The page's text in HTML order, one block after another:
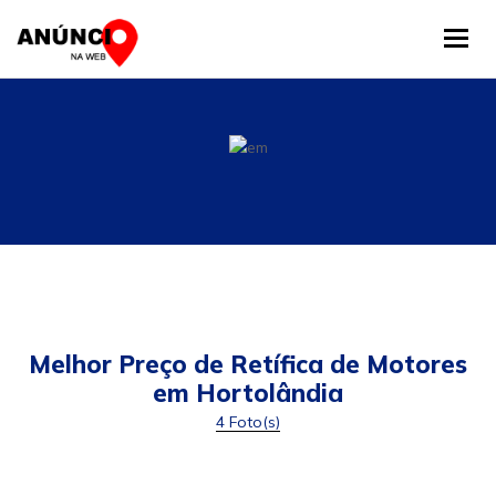
Melhor Preço de Retífica de Motores
em Hortolândia
4 Foto(s)